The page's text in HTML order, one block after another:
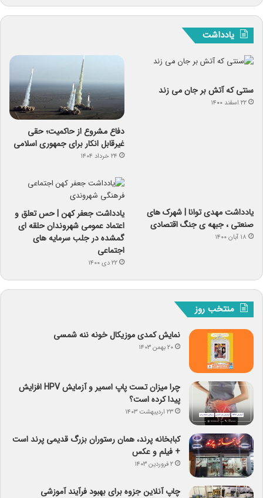
یادداشت
سنتی که آتش بر جان می زند
۲۲ اسفند ۱۴۰۰
دفاع مشروع از حاکمیت؛ حقی
غیرقابل انکار برای جمهوری اسلامی
۲۴ خرداد ۱۴۰۴
یادداشت مهدی توانا | شهرک های
صنعتی ، جبهه ی جنگ اقتصادی
۱۸ آبان ۱۴۰۰
یادداشت جعفر کهن | حس تعلق و
اعتماد عمومی شهروندان حلقه ای
گمشده در جلب سرمایه های
اجتماعی
۲۲ دی ۱۴۰۰
منتخب روز
نمایش کمدی موزیکال خونه ننه شمسی
۲۰ بهمن ۱۴۰۳
چرا میزان تست پاپ اسمیر و آزمایش HPV افزایش
پیدا کرده است؟
۲۳ اردیبهشت ۱۴۰۳
کبابخانه پرند، همان رستوران بزرگ قدیمی پرند است
+ فیلم و عکس
۲ فروردین ۱۴۰۳
چاپ آنلاین جزوه برای بهبود فرآیند آموزشی